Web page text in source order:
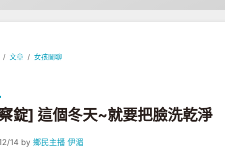
文章 女孩閒聊
察錠] 這個冬天~就要把臉洗乾淨
錠] 這個冬天~就要把臉洗乾淨
14 by 鄉民主播 伊湄